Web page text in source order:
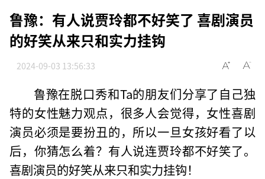
鲁豫：有人说贾玲都不好笑了 喜剧演员
的好笑从来只和实力挂钩
2024-09-03 13:56:33
鲁豫在脱口秀和Ta的朋友们分享了自己独
特的女性魅力观点，很多人会觉得，女性喜剧
演员必须是要扮丑的，所以一旦女孩好看了以
后，你猜怎么着？有人说连贾玲都不好笑了。
喜剧演员的好笑从来只和实力挂钩！